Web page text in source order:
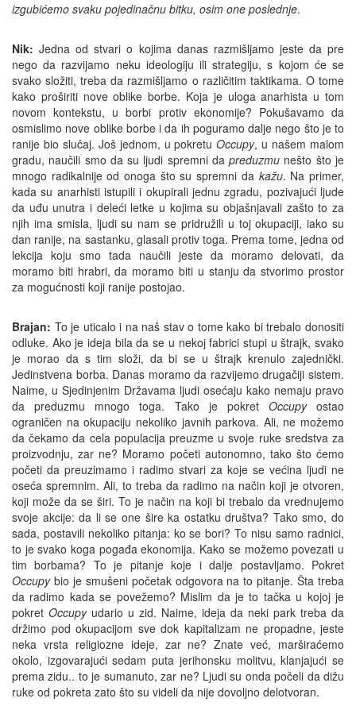
izgubićemo svaku pojedinačnu bitku, osim one poslednje.
Nik: Jedna od stvari o kojima danas razmišljamo jeste da pre
nego da razvijamo neku ideologiju ili strategiju, s kojom će se
svako složiti, treba da razmišljamo o različitim taktikama. O tome
kako proširiti nove oblike borbe. Koja je uloga anarhista u tom
novom kontekstu, u borbi protiv ekonomije? Pokušavamo da
osmislimo nove oblike borbe i da ih poguramo dalje nego što je to
ranije bio slučaj. Još jednom, u pokretuOccupy, u našem malom
gradu, naučili smo da su ljudi spremni dapreduzmu nešto što je
mnogo radikalnije od onoga što su spremni da kažu. Na primer,
kada su anarhisti istupili i okupirali jednu zgradu, pozivajući ljude
da uđu unutra i deleći letke u kojima su objašnjavali zašto to za
njih ima smisla, ljudi su nam se pridružili u toj okupaciji, iako su
dan ranije, na sastanku, glasali protiv toga. Prema tome, jedna od
lekcija koju smo tada naučili jeste da moramo delovati, da
moramo biti hrabri, da moramo biti u stanju da stvorimo prostor
za mogućnosti koji ranije postojao.
Brajan: To je uticalo i na naš stav o tome kako bi trebalo donositi
odluke. Ako je ideja bila da se u nekoj fabrici stupi u štrajk, svako
je morao da s tim složi, da bi se u štrajk krenulo zajednički.
Jedinstvena borba. Danas moramo da razvijemo drugačiji sistem.
Naime, u Sjedinjenim Državama ljudi osećaju kako nemaju pravo
da preduzmu mnogo toga. Tako je pokret Occupyostao
ograničen na okupaciju nekoliko javnih parkova. Ali, ne možemo
da čekamo da cela populacija preuzme u svoje ruke sredstva za
proizvodnju, zar ne? Moramo početi autonomno, tako što ćemo
početi da preuzimamo i radimo stvari za koje se većina ljudi ne
oseća spremnim. Ali, to treba da radimo na način koji je otvoren,
koji može da se širi. To je način na koji bi trebalo da vrednujemo
svoje akcije: da li se one šire ka ostatku društva? Tako smo, do
sada, postavili nekoliko pitanja: ko se bori? To nisu samo radnici,
to je svako koga pogađa ekonomija. Kako se možemo povezati u
tim borbama? To je pitanje koje i dalje postavljamo. Pokret
Occupybio je smušeni početak odgovora na to pitanje. Šta treba
da radimo kada se povežemo? Mislim da je to tačka u kojoj je
pokret Occupyudario u zid. Naime, ideja da neki park treba da
držimo pod okupacijom sve dok kapitalizam ne propadne, jeste
neka vrsta religiozne ideje, zar ne? Znate već, marširaćemo
okolo, izgovarajući sedam puta jerihonsku molitvu, klanjajući se
prema zidu.. to je sumanuto, zar ne? Ljudi su onda počeli da dižu
ruke od pokreta zato što su videli da nije dovoljno delotvoran.